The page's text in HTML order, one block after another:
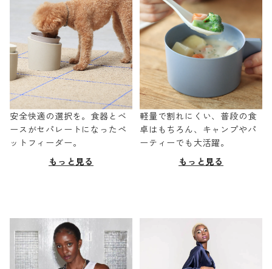
安全快適の選択を。食器とベ
ースがセパレートになったペ
ットフィーダー。
もっと見る
軽量で割れにくい、普段の食
卓はもちろん、キャンプやパ
ーティーでも大活躍。
もっと見る